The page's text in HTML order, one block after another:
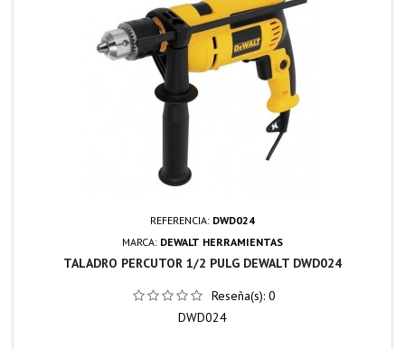
REFERENCIA: DWD024
MARCA: DEWALT HERRAMIENTAS
TALADRO PERCUTOR 1/2 PULG DEWALT DWD024
Reseña(s): 0
DWD024